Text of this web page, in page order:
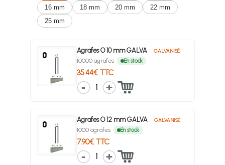
16 mm
18 mm 20 mm
22 mm
25 mm
Agrafes O 10 mm GALVA GALVANISÉ
10000 agrafes En stock
35.44€ TTC
1
Agrafes O 12 mm GALVA GALVANISÉ
1000 agrafes En stock
7.90€ TTC
1